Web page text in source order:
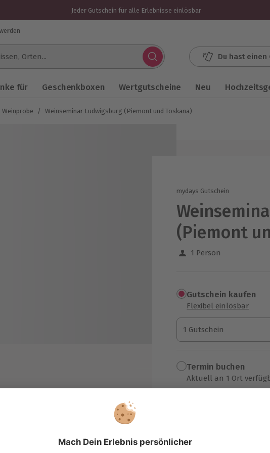
Jeder Gutschein für alle Erlebnisse einlösbar
Du hast einen
für Geschenkboxen Wertgutscheine Neu
Weinprobe / Weinseminar Ludwigsburg (Piemont und Toskana)
mydays Gutschein
(Piemont
1 Person
Gutschein kaufen
Flexibel einlösbar
1 Gutschein
1 Gutschein
1 Gutschein
Termin buchen
Aktuell an 1 Ort
Weinen (Piemont und
Besonderheiten der Regionen